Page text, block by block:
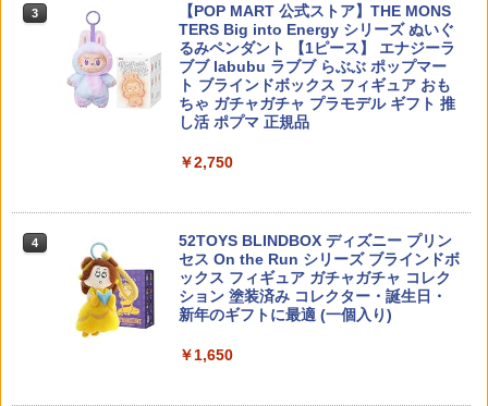
トランスフォーマー NL-06 オートボット
コスモス[タカラトミー]《01月予約》
￥3,960
5
お買い物マラソン クーポン利用 Arrtx ア
クリルマーカー 30色 金属色系・グレー
色系 建築画・プラモデル用 羽子板 3Dプ
リンター 高隠蔽力 高付着性 防水性 筆 良
質繊維 生地 ガラス 金属 DIY ペイント 速
乾 画材 絵の具 クリスマス プレゼント プ
ラモデルにも適合
￥3,999
アクスタ ケース ショーケ
￥1,380
送料無料◆ドラゴンクエスト メタリック
鎧＆天空の兜 フィギュア スクウェア・
BANDAI バンダイ/1/100 MG 武者ガンダ
ムMK−II/5067231/Sランク/19【中古】
￥7,990
￥1,980
Laylax-GigaTec PSEリポCMG変換コネ
クター (4571443159670) ライラクス 電
【エントリー最大10倍＆5％クーポン】
ガスガン ガス ガスガン用フロンガス サ
ンダーシュート TYPE R HFC480g 【あ
す楽】
￥2,280
タミヤ SP.380 Eリングセット【50380】
ラジコン用
￥85
XK K100/110 V977用テールローター
3
【POP MART 公式ストア】THE MONS
TERS Big into Energy シリーズ ぬいぐ
るみペンダント 【1ピース】 エナジーラ
ブブ labubu ラブブ らぶぶ ポップマー
ト ブラインドボックス フィギュア おも
ちゃ ガチャガチャ プラモデル ギフト 推
し活 ポプマ 正規品
￥2,750
4
52TOYS BLINDBOX ディズニー プリン
セス On the Run シリーズ ブラインドボ
ックス フィギュア ガチャガチャ コレク
ション 塗装済み コレクター・誕生日・
新年のギフトに最適 (一個入り)
￥1,650